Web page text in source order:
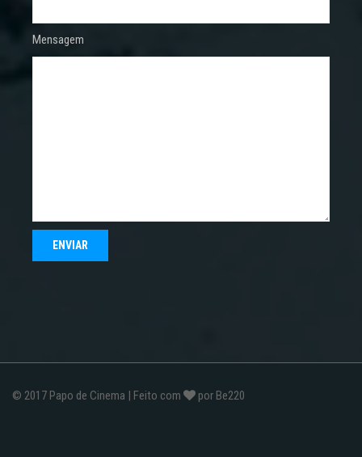
Mensagem
© 2017 Papo de Cinema | Feito com por Be220